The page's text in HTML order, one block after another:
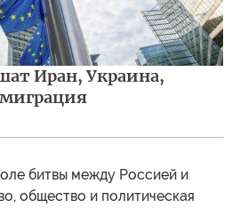
Иран, Украина,
битвы между Россией и
общество и политическая